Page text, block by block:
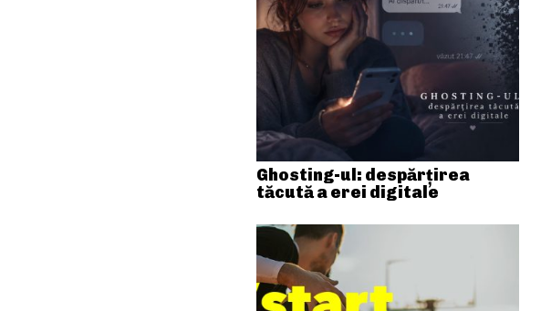
Ghosting-ul: despărțirea
tăcută a erei digitale